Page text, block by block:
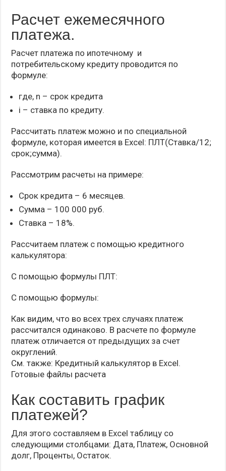
Расчет ежемесячного
платежа.
Расчет платежа по ипотечному и
потребительскому кредиту проводится по
формуле:
где, n – срок кредита
i – ставка по кредиту.
Рассчитать платеж можно и по специальной
формуле, которая имеется в Excel: ПЛТ(Ставка/12;
срок;сумма).
Рассмотрим расчеты на примере:
Срок кредита – 6 месяцев.
Сумма – 100 000 руб.
Ставка – 18%.
Рассчитаем платеж с помощью кредитного
калькулятора:
С помощью формулы ПЛТ:
С помощью формулы:
Как видим, что во всех трех случаях платеж
рассчитался одинаково. В расчете по формуле
платеж отличается от предыдущих за счет
округлений.
См. также: Кредитный калькулятор в Excel.
Готовые файлы расчета
Как составить график
платежей?
Для этого составляем в Excel таблицу со
следующими столбцами: Дата, Платеж, Основной
долг, Проценты, Остаток.